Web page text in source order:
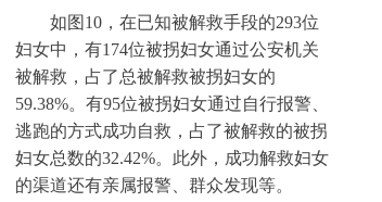
如图 10 ，在已知被解救手段的293位
妇女中，有174位被拐妇女通过公安机关
被解救，占了总被解救被拐妇女的
59.38%。有95位被拐妇女通过自行报警、
逃跑的方式成功自救，占了被解救的被拐
妇女总数的32.42%。此外，成功解救妇女
的渠道还有亲属报警、群众发现等。